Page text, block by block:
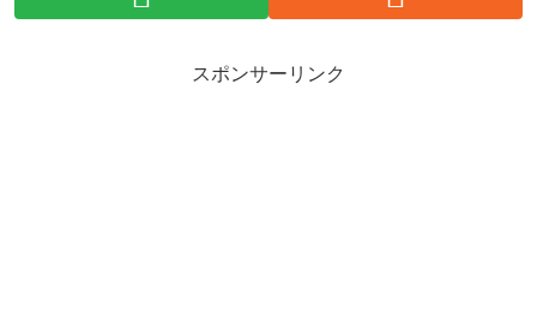
スポンサーリンク